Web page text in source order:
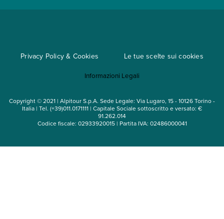
Mappa del sito
Privacy Policy & Cookies Le tue scelte sui cookies
Informazioni Legali
Copyright © 2021 | Alpitour S.p.A. Sede Legale: Via Lugaro, 15 - 10126 Torino -
Italia | Tel. (+39)011.0171111 | Capitale Sociale sottoscritto e versato: €
91.262.014
Codice fiscale: 02933920015 | Partita IVA: 02486000041